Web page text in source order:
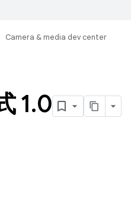
Camera & media dev center
1.0